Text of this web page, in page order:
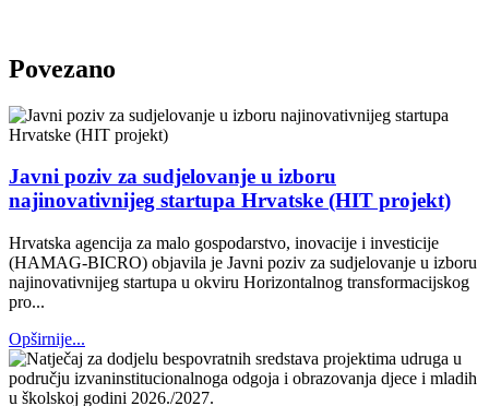
Povezano
Javni poziv za sudjelovanje u izboru
najinovativnijeg startupa Hrvatske (HIT projekt)
Hrvatska agencija za malo gospodarstvo, inovacije i investicije
(HAMAG-BICRO) objavila je Javni poziv za sudjelovanje u izboru
najinovativnijeg startupa u okviru Horizontalnog transformacijskog
pro...
Opširnije...